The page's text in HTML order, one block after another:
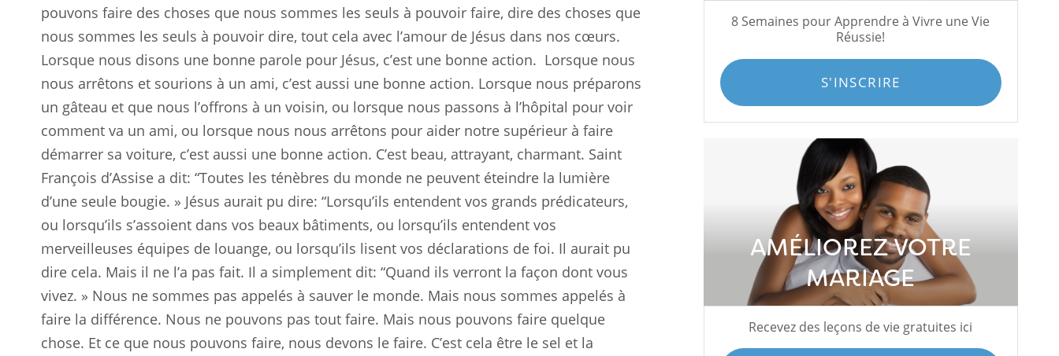
pouvons faire des choses que nous sommes les seuls à pouvoir faire, dire des choses que
nous sommes les seuls à pouvoir dire, tout cela avec l’amour de Jésus dans nos cœurs.
Lorsque nous disons une bonne parole pour Jésus, c’est une bonne action. Lorsque nous
nous arrêtons et sourions à un ami, c’est aussi une bonne action. Lorsque nous préparons
un gâteau et que nous l’offrons à un voisin, ou lorsque nous passons à l’hôpital pour voir
comment va un ami, ou lorsque nous nous arrêtons pour aider notre supérieur à faire
démarrer sa voiture, c’est aussi une bonne action. C’est beau, attrayant, charmant. Saint
François d’Assise a dit: “Toutes les ténèbres du monde ne peuvent éteindre la lumière
d’une seule bougie. » Jésus aurait pu dire: “Lorsqu’ils entendent vos grands prédicateurs,
ou lorsqu’ils s’assoient dans vos beaux bâtiments, ou lorsqu’ils entendent vos
merveilleuses équipes de louange, ou lorsqu’ils lisent vos déclarations de foi. Il aurait pu
dire cela. Mais il ne l’a pas fait. Il a simplement dit: “Quand ils verront la façon dont vous
vivez. » Nous ne sommes pas appelés à sauver le monde. Mais nous sommes appelés à
faire la différence. Nous ne pouvons pas tout faire. Mais nous pouvons faire quelque
chose. Et ce que nous pouvons faire, nous devons le faire. C’est cela être le sel et la
8 Semaines pour Apprendre à Vivre une Vie
Réussie!
S'INSCRIRE
AMÉLIOREZ VOTRE
MARIAGE
Recevez des leçons de vie gratuites ici